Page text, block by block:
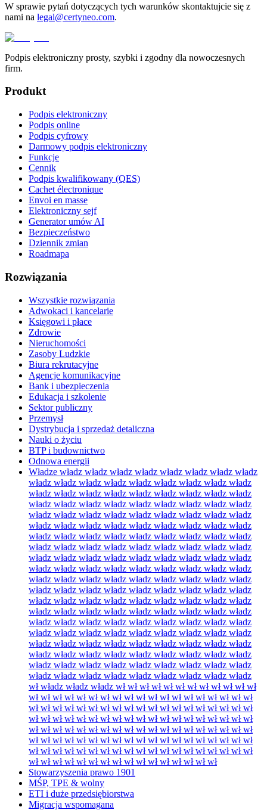
W sprawie pytań dotyczących tych warunków skontaktujcie się z
nami na legal@certyneo.com.
Podpis elektroniczny prosty, szybki i zgodny dla nowoczesnych
firm.
Produkt
Podpis elektroniczny
Podpis online
Podpis cyfrowy
Darmowy podpis elektroniczny
Funkcje
Cennik
Podpis kwalifikowany (QES)
Cachet électronique
Envoi en masse
Elektroniczny sejf
Generator umów AI
Bezpieczeństwo
Dziennik zmian
Roadmapa
Rozwiązania
Wszystkie rozwiązania
Adwokaci i kancelarie
Księgowi i płace
Zdrowie
Nieruchomości
Zasoby Ludzkie
Biura rekrutacyjne
Agencje komunikacyjne
Bank i ubezpieczenia
Edukacja i szkolenie
Sektor publiczny
Przemysł
Dystrybucja i sprzedaż detaliczna
Nauki o życiu
BTP i budownictwo
Odnowa energii
Władze władz władz władz władz władz władz władz władz
władz władz władz władz władz władz władz władz władz
władz władz władz władz władz władz władz władz władz
władz władz władz władz władz władz władz władz władz
władz władz władz władz władz władz władz władz władz
władz władz władz władz władz władz władz władz władz
władz władz władz władz władz władz władz władz władz
władz władz władz władz władz władz władz władz władz
władz władz władz władz władz władz władz władz władz
władz władz władz władz władz władz władz władz władz
władz władz władz władz władz władz władz władz władz
władz władz władz władz władz władz władz władz władz
władz władz władz władz władz władz władz władz władz
władz władz władz władz władz władz władz władz władz
władz władz władz władz władz władz władz władz władz
władz władz władz władz władz władz władz władz władz
władz władz władz władz władz władz władz władz władz
władz władz władz władz władz władz władz władz władz
władz władz władz władz władz władz władz władz władz
władz władz władz władz władz władz władz władz władz
wł władz władz władz wł wł wł wł wł wł wł wł wł wł wł wł
wł wł wł wł wł wł wł wł wł wł wł wł wł wł wł wł wł wł wł
wł wł wł wł wł wł wł wł wł wł wł wł wł wł wł wł wł wł wł
wł wł wł wł wł wł wł wł wł wł wł wł wł wł wł wł wł wł wł
wł wł wł wł wł wł wł wł wł wł wł wł wł wł wł wł wł wł wł
wł wł wł wł wł wł wł wł wł wł wł wł wł wł wł wł wł wł wł
wł wł wł wł wł wł wł wł wł wł wł wł wł wł wł wł wł wł wł
wł wł wł wł wł wł wł wł wł wł wł wł wł wł wł wł
Stowarzyszenia prawo 1901
MŚP, TPE & wolny
ETI i duże przedsiębiorstwa
Migracja wspomagana